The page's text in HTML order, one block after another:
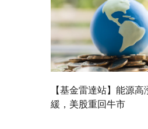
【基金雷達站】能源
緩，美股重回牛市